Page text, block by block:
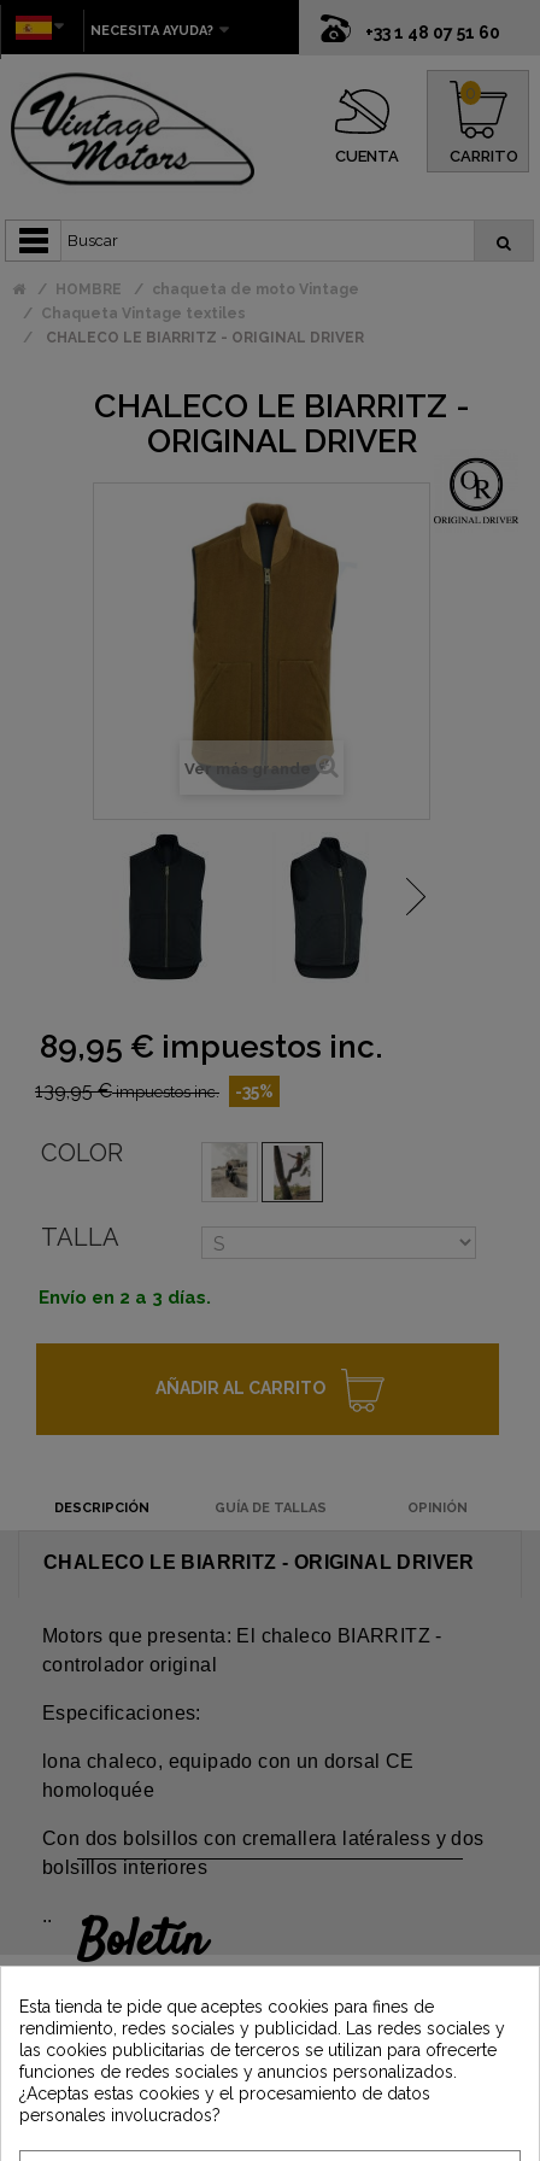
+33 1 48 07 51 60
NECESITA AYUDA?
CUENTA CARRITO
0
HOMBRE
chaqueta de moto Vintage
Chaqueta Vintage textiles
CHALECO LE BIARRITZ - ORIGINAL DRIVER
CHALECO LE BIARRITZ -
ORIGINAL DRIVER
Ver más grande
89,95 € impuestos inc.
139,95 €impuestos inc. -35%
COLOR
TALLA
Envío en 2 a 3 días.
AÑADIR AL CARRITO
DESCRIPCIÓN GUÍA DE TALLAS OPINIÓN
CHALECO LE BIARRITZ - ORIGINAL DRIVER
Motors que presenta: El chaleco BIARRITZ -
controlador original
Especificaciones:
lona chaleco, equipado con un dorsal CE
homoloquée
Con dos bolsillos con cremallera latéraless y dos
bolsillos interiores
.. Boletín
suscribiéndose y manténgase informado de
las últimas noticias de Vintage Motors
*Dès 99€ d'achat. En vous abonnant à notre newsletter, vous reconnaissez avoir pris
l'acceptez.
Esta tienda te pide que aceptes cookies para fines de
rendimiento, redes sociales y publicidad. Las redes sociales y
las cookies publicitarias de terceros se utilizan para ofrecerte
funciones de redes sociales y anuncios personalizados.
¿Aceptas estas cookies y el procesamiento de datos
personales involucrados?